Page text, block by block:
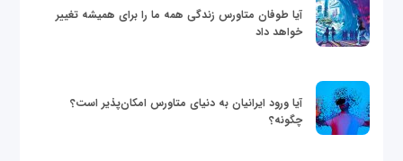
آیا طوفان متاورس زندگی همه ما را برای همیشه تغییر
خواهد داد
آیا ورود ایرانیان به دنیای متاورس امکان‌پذیر است؟
چگونه؟